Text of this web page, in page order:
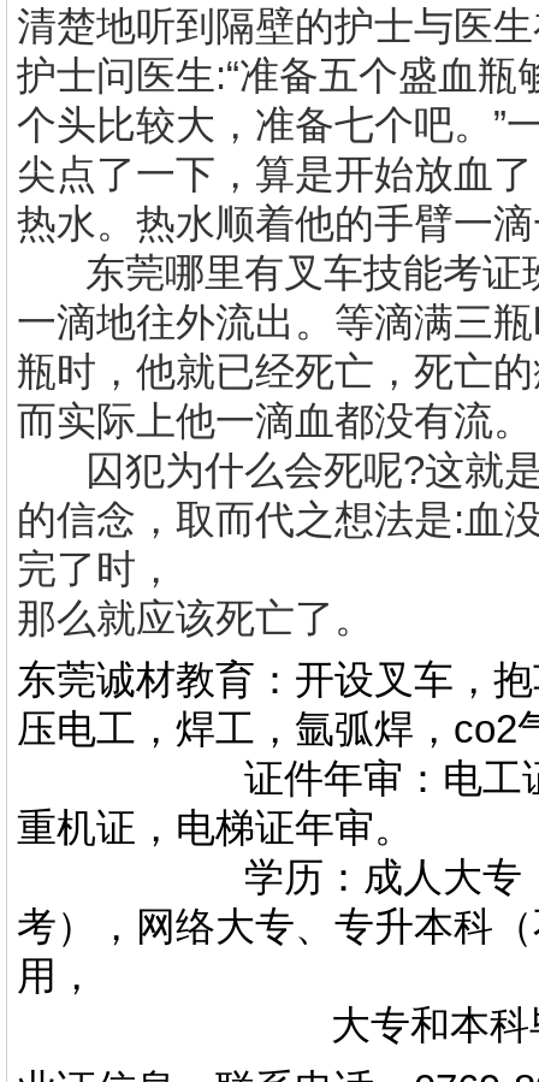
清楚地听到隔壁的护士与医
护士问医生:“准备五个盛血瓶
个头比较大，准备七个吧。”
尖点了一下，算是开始放血
热水。热水顺着他的手臂一
东莞哪里有叉车技能考证
一滴地往外流出。等滴满三
瓶时，他就已经死亡，死亡
而实际上他一滴血都没有流。
囚犯为什么会死呢?这就
的信念，取而代之想法是:血
完了时，
那么就应该死亡了。
东莞诚材教育：开设叉车，
压电工，焊工，氩弧焊，co2
证件年审：电工证，
重机证，电梯证年审。
学历：成人大专，专
考），网络大专、专升本科
用，
大专和本科毕业证